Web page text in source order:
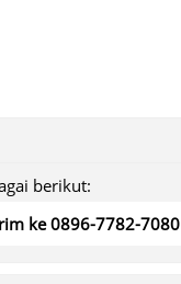
berikut:
ke 0896-7782-7080